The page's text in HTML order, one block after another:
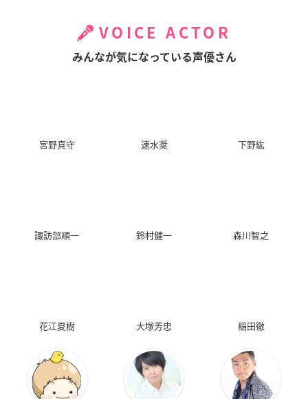
VOICE ACTOR
みんなが気になっている声優さん
宮野真守 速水奨 下野紘
諏訪部順一 鈴村健一 森川智之
花江夏樹 大塚芳忠 稲田徹